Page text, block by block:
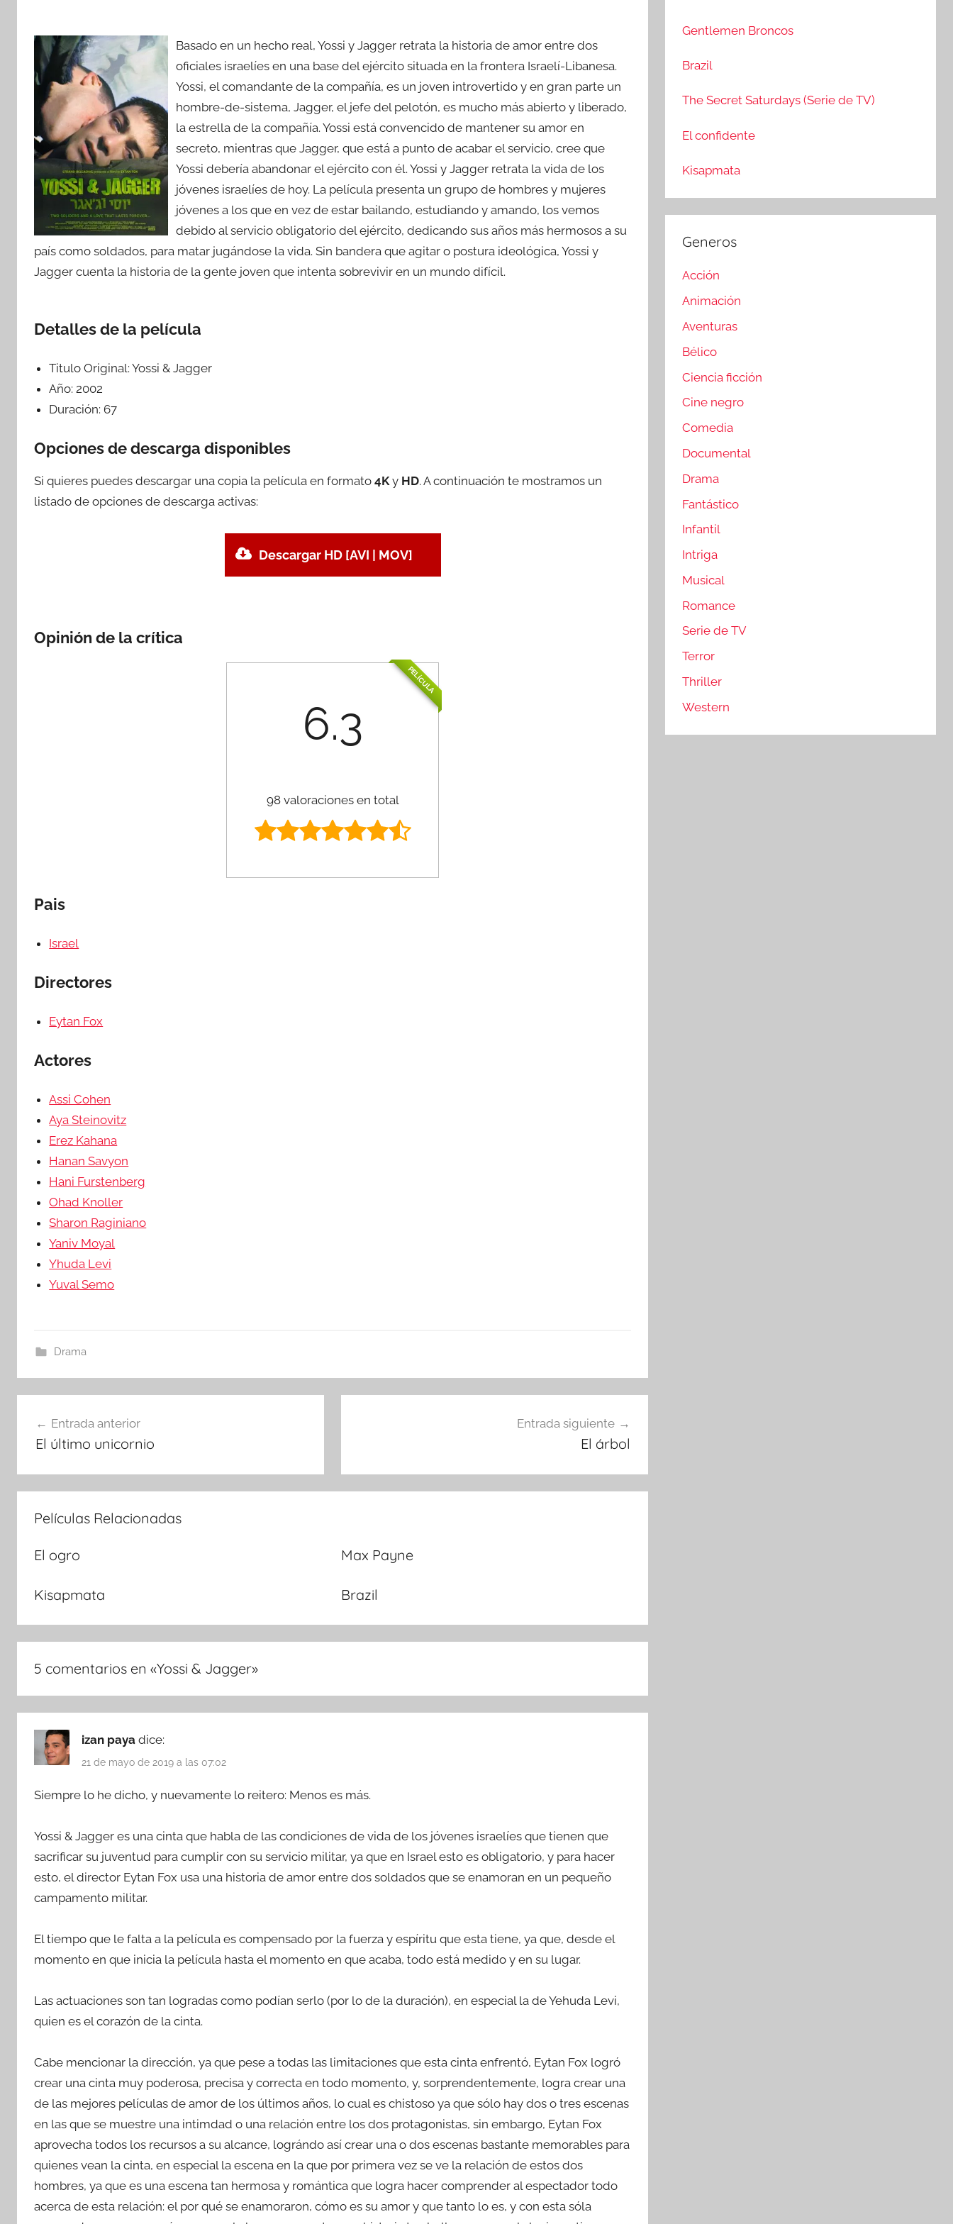
Basado en un hecho real, Yossi y Jagger retrata la historia de amor entre dos
oficiales israelíes en una base del ejército situada en la frontera Israelí-Libanesa.
Yossi, el comandante de la compañía, es un joven introvertido y en gran parte un
hombre-de-sistema, Jagger, el jefe del pelotón, es mucho más abierto y liberado,
la estrella de la compañía. Yossi está convencido de mantener su amor en
secreto, mientras que Jagger, que está a punto de acabar el servicio, cree que
Yossi debería abandonar el ejército con él. Yossi y Jagger retrata la vida de los
jóvenes israelíes de hoy. La película presenta un grupo de hombres y mujeres
jóvenes a los que en vez de estar bailando, estudiando y amando, los vemos
debido al servicio obligatorio del ejército, dedicando sus años más hermosos a su
país como soldados, para matar jugándose la vida. Sin bandera que agitar o postura ideológica, Yossi y
Jagger cuenta la historia de la gente joven que intenta sobrevivir en un mundo difícil.
Detalles de la película
Titulo Original:Yossi & Jagger
Año: 2002
Duración: 67
Opciones de descarga disponibles
Si quieres puedes descargar una copia la película en formato 4Ky HD. A continuación te mostramos un
listado de opciones de descarga activas:
Descargar HD [AVI | MOV]
Opinión de la crítica
PELÍCULA
6.3
98 valoraciones en total
Pais
Israel
Directores
Eytan Fox
Actores
Assi Cohen
Aya Steinovitz
Erez Kahana
Hanan Savyon
Hani Furstenberg
Ohad Knoller
Sharon Raginiano
Yaniv Moyal
Yhuda Levi
Yuval Semo
Drama
Navegación
de
entradas
Entrada anterior
El último unicornio
Entrada siguiente
El árbol
Películas Relacionadas
El ogro Max Payne
Kisapmata Brazil
5 comentarios en «Yossi & Jagger»
izan paya dice:
21 de mayo de 2019 a las 07:02
Siempre lo he dicho, y nuevamente lo reitero: Menos es más.
Yossi & Jagger es una cinta que habla de las condiciones de vida de los jóvenes israelíes que tienen que
sacrificar su juventud para cumplir con su servicio militar, ya que en Israel esto es obligatorio, y para hacer
esto, el director Eytan Fox usa una historia de amor entre dos soldados que se enamoran en un pequeño
campamento militar.
El tiempo que le falta a la película es compensado por la fuerza y espíritu que esta tiene, ya que, desde el
momento en que inicia la película hasta el momento en que acaba, todo está medido y en su lugar.
Las actuaciones son tan logradas como podían serlo (por lo de la duración), en especial la de Yehuda Levi,
quien es el corazón de la cinta.
Cabe mencionar la dirección, ya que pese a todas las limitaciones que esta cinta enfrentó, Eytan Fox logró
crear una cinta muy poderosa, precisa y correcta en todo momento, y, sorprendentemente, logra crear una
de las mejores películas de amor de los últimos años, lo cual es chistoso ya que sólo hay dos o tres escenas
en las que se muestre una intimdad o una relación entre los dos protagonistas, sin embargo, Eytan Fox
aprovecha todos los recursos a su alcance, lográndo así crear una o dos escenas bastante memorables para
quienes vean la cinta, en especial la escena en la que por primera vez se ve la relación de estos dos
hombres, ya que es una escena tan hermosa y romántica que logra hacer comprender al espectador todo
acerca de esta relación: el por qué se enamoraron, cómo es su amor y que tanto lo es, y con esta sóla
:Gentlemen Broncos
Brazil
The Secret Saturdays (Serie de TV)
El confidente
Kisapmata
Generos
Acción
Animación
Aventuras
Bélico
Ciencia ficción
Cine negro
Comedia
Documental
Drama
Fantástico
Infantil
Intriga
Musical
Romance
Serie de TV
Terror
Thriller
Western